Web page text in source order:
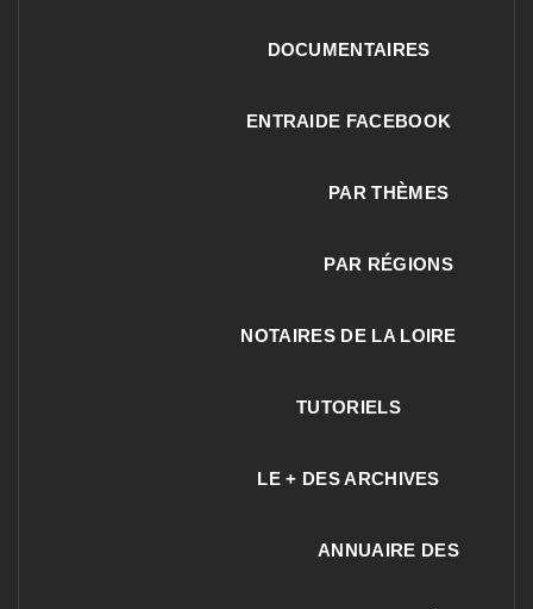
DOCUMENTAIRES
ENTRAIDE FACEBOOK
PAR THÈMES
PAR RÉGIONS
NOTAIRES DE LA LOIRE
TUTORIELS
LE + DES ARCHIVES
ANNUAIRE DES